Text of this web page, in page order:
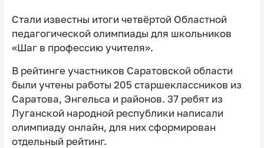
Стали известны итоги четвёртой Областной
педагогической олимпиады для школьников
«Шаг в профессию учителя».
В рейтинге участников Саратовской области
были учтены работы 205 старшеклассников из
Саратова, Энгельса и районов. 37 ребят из
Луганской народной республики написали
олимпиаду онлайн, для них сформирован
отдельный рейтинг.